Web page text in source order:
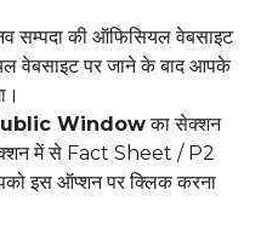
सम्पदा की ऑफिसियल वेबसाइट
वेबसाइट पर जाने के बाद आपके
Windowका सेक्शन
में से Fact Sheet / P2
इस ऑप्शन पर क्लिक करना